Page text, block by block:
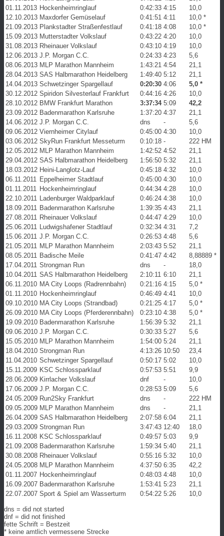
01.11.2013 Hockenheimringlauf 0:42:33 4:15
10,0
12.10.2013 Maxdorfer Gemüselauf 0:41:51 4:11
10,0 *
21.09.2013 Plankstadter Straßenfestlauf 0:41:18 4:08
10,0 *
15.09.2013 Mutterstadter Volkslauf 0:43:22 4:20
10,0
31.08.2013 Rheinauer Volkslauf 0:43:10 4:19
10,0
12.06.2013 J.P. Morgan C.C. 0:24:33 4:23
5,6
08.06.2013 MLP Marathon Mannheim 1:43:21 4:54
21,1
28.04.2013 SAS Halbmarathon Heidelberg 1:49:40 5:12
21,1
14.04.2013 Schwetzinger Spargellauf 0:20:30 4:06
5,0 *
30.12.2012 Spiridon Silvesterlauf Frankfurt 0:44:16 4:26
10,0
28.10.2012 BMW Frankfurt Marathon 3:37:34 5:09
42,2
23.09.2012 Badenmarathon Karlsruhe 1:37:20 4:37
21,1
14.06.2012 J.P. Morgan C.C. dns -
5,6
09.06.2012 Viernheimer Citylauf 0:45:00 4:30
10,0
03.06.2012 SkyRun Frankfurt Messeturm 0:10:18 -
222 HM
12.05.2012 MLP Marathon Mannheim 1:42:52 4:52
21,1
29.04.2012 SAS Halbmarathon Heidelberg 1:56:50 5:32
21,1
18.03.2012 Heini-Langlotz-Lauf 0:45:18 4:32
10,0
06.11.2011 Eppelheimer Stadtlauf 0:45:00 4:30
10,0
01.11.2011 Hockenheimringlauf 0:44:34 4:28
10,0
22.10.2011 Ladenburger Waldparklauf 0:46:24 4:38
10,0
18.09.2011 Badenmarathon Karlsruhe 1:39:35 4:43
21,1
27.08.2011 Rheinauer Volkslauf 0:44:47 4:29
10,0
25.06.2011 Ludwigshafener Stadtlauf 0:32:34 4:31
7,2
15.06.2011 J.P. Morgan C.C. 0:26:53 4:48
5,6
21.05.2011 MLP Marathon Mannheim 2:03:43 5:52
21,1
08.05.2011 Badische Meile 0:41:47 4:42
8,88889 *
17.04.2011 Strongman Run dns -
18,0
10.04.2011 SAS Halbmarathon Heidelberg 2:10:11 6:10
21,1
06.11.2010 MA City Loops (Radrennbahn) 0:21:16 4:15
5,0 *
01.11.2010 Hockenheimringlauf 0:46:49 4:41
10,0
09.10.2010 MA City Loops (Strandbad) 0:21:25 4:17
5,0 *
26.09.2010 MA City Loops (Pferderennbahn) 0:23:10 4:38
5,0 *
19.09.2010 Badenmarathon Karlsruhe 1:56:39 5:32
21,1
09.06.2010 J.P. Morgan C.C. 0:30:33 5:27
5,6
15.05.2010 MLP Marathon Mannheim 1:54:00 5:24
21,1
18.04.2010 Strongman Run 4:13:26 10:50
23,4
11.04.2010 Schwetzinger Spargellauf 0:50:17 5:02
10,0
15.11.2009 KSC Schlossparklauf 0:57:53 5:51
9,9
28.06.2009 Kirrlacher Volkslauf dnf -
10,0
17.06.2009 J.P. Morgan C.C. 0:28:53 5:09
5,6
24.05.2009 Run2Sky Frankfurt dns -
222 HM
09.05.2009 MLP Marathon Mannheim dns -
21,1
26.04.2009 SAS Halbmarathon Heidelberg 2:07:58 6:04
21,1
29.03.2009 Strongman Run 3:47:43 12:40
18,0
16.11.2008 KSC Schlossparklauf 0:49:57 5:03
9,9
21.09.2008 Badenmarathon Karlsruhe 1:59:34 5:40
21,1
30.08.2008 Rheinauer Volkslauf 0:55:16 5:32
10,0
24.05.2008 MLP Marathon Mannheim 4:37:50 6:35
42,2
01.11.2007 Hockenheimringlauf 0:48:03 4:48
10,0
16.09.2007 Badenmarathon Karlsruhe 1:53:41 5:23
21,1
22.07.2007 Sport & Spiel am Wasserturm 0:54:22 5:26 10,0
dns = did not started
dnf = did not finished
fette Schrift = Bestzeit
* keine amtlich vermessene Strecke